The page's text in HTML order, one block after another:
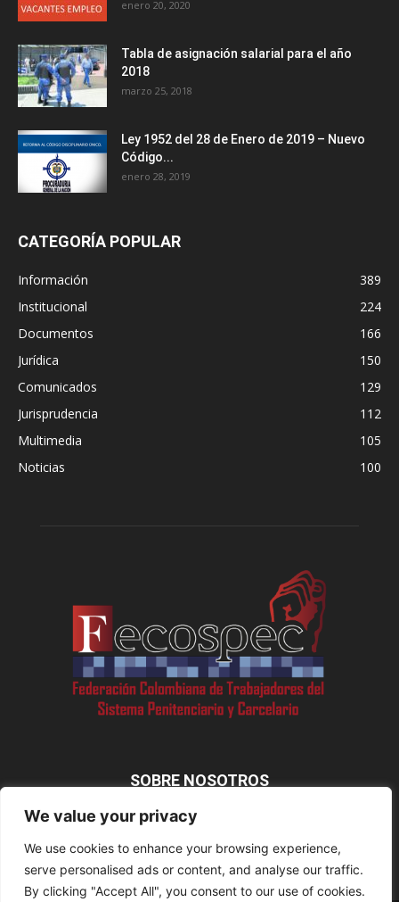
We value your privacy
We use cookies to enhance your browsing experience,
serve personalised ads or content, and analyse our traffic.
By clicking "Accept All", you consent to our use of cookies.
enero 20, 2020
Tabla de asignación salarial para el año
2018
marzo 25, 2018
Ley 1952 del 28 de Enero de 2019 – Nuevo
Código...
enero 28, 2019
CATEGORÍA POPULAR
Información
389
Institucional
224
Documentos
166
Jurídica
150
Comunicados
129
Jurisprudencia
112
Multimedia
105
Noticias
100
SOBRE NOSOTROS
SÍGUENOS